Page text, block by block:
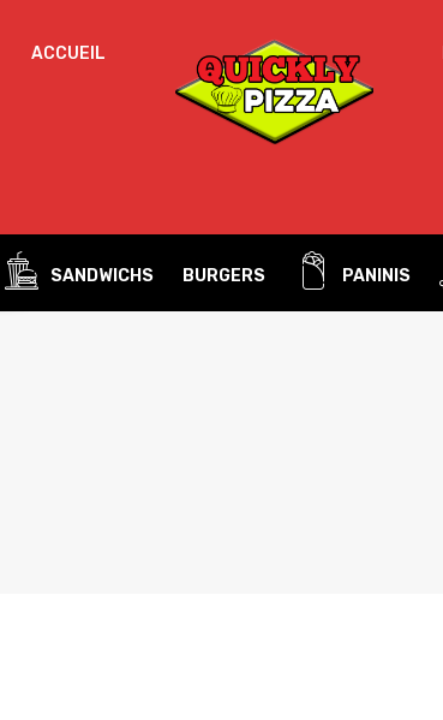
ACCUEIL
IDENTIFICATION
SANDWICHS BURGERS PANINIS